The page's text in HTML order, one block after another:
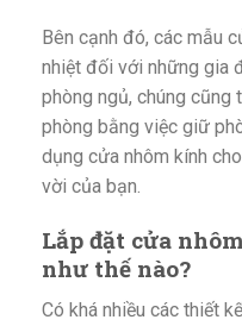
Bên cạnh đó, các mẫu
nhiệt đối với những gia
phòng ngủ, chúng cũng
phòng bằng việc giữ
dụng cửa nhôm kính
vời của bạn.
Lắp đặt cửa
như thế nào?
Có khá nhiều các thiết